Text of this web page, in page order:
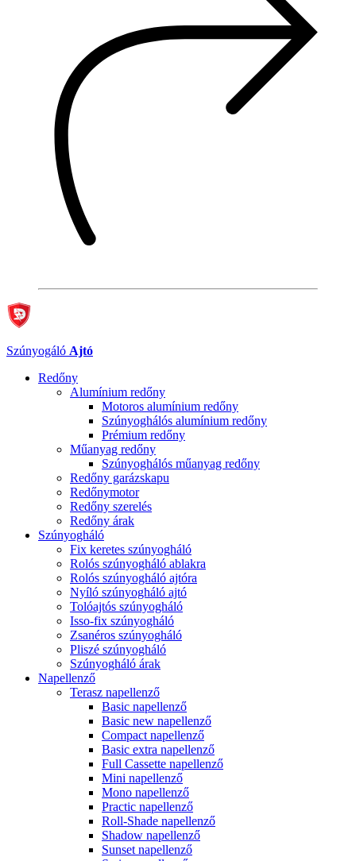
Szúnyogáló Ajtó
Redőny
Alumínium redőny
Motoros alumínium redőny
Szúnyoghálós alumínium redőny
Prémium redőny
Műanyag redőny
Szúnyoghálós műanyag redőny
Redőny garázskapu
Redőnymotor
Redőny szerelés
Redőny árak
Szúnyogháló
Fix keretes szúnyogháló
Rolós szúnyogháló ablakra
Rolós szúnyogháló ajtóra
Nyíló szúnyogháló ajtó
Tolóajtós szúnyogháló
Isso-fix szúnyogháló
Zsanéros szúnyogháló
Pliszé szúnyogháló
Szúnyogháló árak
Napellenző
Terasz napellenző
Basic napellenző
Basic new napellenző
Compact napellenző
Basic extra napellenző
Full Cassette napellenző
Mini napellenző
Mono napellenző
Practic napellenző
Roll-Shade napellenző
Shadow napellenző
Sunset napellenző